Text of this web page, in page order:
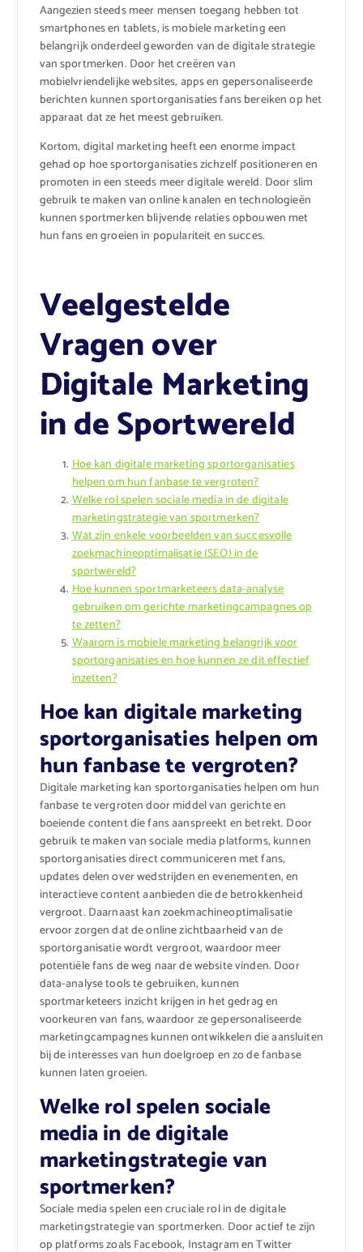
Aangezien steeds meer mensen toegang hebben tot
smartphones en tablets, is mobiele marketing een
belangrijk onderdeel geworden van de digitale strategie
van sportmerken. Door het creëren van
mobielvriendelijke websites, apps en gepersonaliseerde
berichten kunnen sportorganisaties fans bereiken op het
apparaat dat ze het meest gebruiken.
Kortom, digital marketing heeft een enorme impact
gehad op hoe sportorganisaties zichzelf positioneren en
promoten in een steeds meer digitale wereld. Door slim
gebruik te maken van online kanalen en technologieën
kunnen sportmerken blijvende relaties opbouwen met
hun fans en groeien in populariteit en succes.
Veelgestelde
Vragen over
Digitale Marketing
in de Sportwereld
Hoe kan digitale marketing sportorganisaties
helpen om hun fanbase te vergroten?
Welke rol spelen sociale media in de digitale
marketingstrategie van sportmerken?
Wat zijn enkele voorbeelden van succesvolle
zoekmachineoptimalisatie (SEO) in de
sportwereld?
Hoe kunnen sportmarketeers data-analyse
gebruiken om gerichte marketingcampagnes op
te zetten?
Waarom is mobiele marketing belangrijk voor
sportorganisaties en hoe kunnen ze dit effectief
inzetten?
Hoe kan digitale marketing
sportorganisaties helpen om
hun fanbase te vergroten?
Digitale marketing kan sportorganisaties helpen om hun
fanbase te vergroten door middel van gerichte en
boeiende content die fans aanspreekt en betrekt. Door
gebruik te maken van sociale media platforms, kunnen
sportorganisaties direct communiceren met fans,
updates delen over wedstrijden en evenementen, en
interactieve content aanbieden die de betrokkenheid
vergroot. Daarnaast kan zoekmachineoptimalisatie
ervoor zorgen dat de online zichtbaarheid van de
sportorganisatie wordt vergroot, waardoor meer
potentiële fans de weg naar de website vinden. Door
data-analyse tools te gebruiken, kunnen
sportmarketeers inzicht krijgen in het gedrag en
voorkeuren van fans, waardoor ze gepersonaliseerde
marketingcampagnes kunnen ontwikkelen die aansluiten
bij de interesses van hun doelgroep en zo de fanbase
kunnen laten groeien.
Welke rol spelen sociale
media in de digitale
marketingstrategie van
sportmerken?
Sociale media spelen een cruciale rol in de digitale
marketingstrategie van sportmerken. Door actief te zijn
op platforms zoals Facebook, Instagram en Twitter